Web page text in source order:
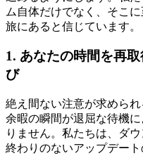
ム自体だけでなく、そこ
旅にあると信じています。
1. あなたの時間を再
び
絶え間ない注意が求めら
余暇の瞬間が退屈な待機
りません。私たちは、ダ
終わりのないアップデー